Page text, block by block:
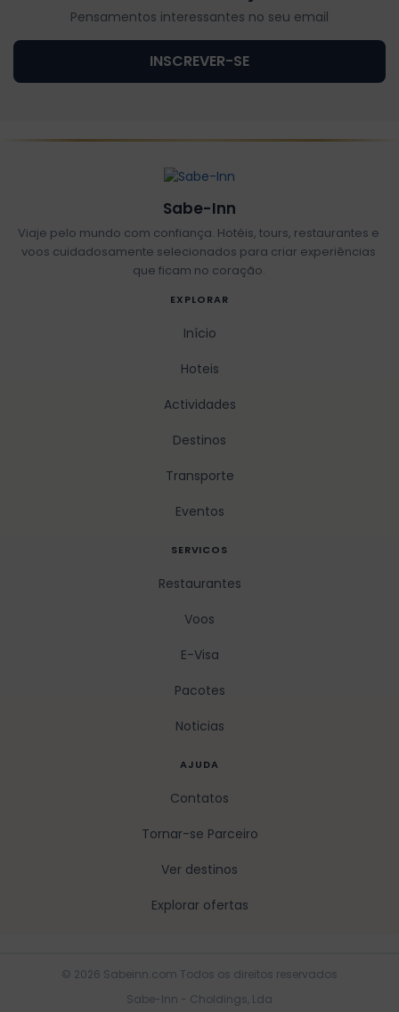
Pensamentos interessantes no seu email
INSCREVER-SE
Sabe-Inn
Viaje pelo mundo com confiança. Hotéis, tours, restaurantes e
voos cuidadosamente selecionados para criar experiências
que ficam no coração.
EXPLORAR
Início
Hoteis
Actividades
Destinos
Transporte
Eventos
SERVICOS
Restaurantes
Voos
E-Visa
Pacotes
Noticias
AJUDA
Contatos
Tornar-se Parceiro
Ver destinos
Explorar ofertas
© 2026 Sabeinn.com Todos os direitos reservados
Sabe-Inn - Choldings, Lda